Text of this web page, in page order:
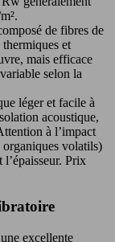
de fibres de
et
mais efficace
selon la
léger et facile à
acoustique,
à l’impact
volatils)
Prix
excellente